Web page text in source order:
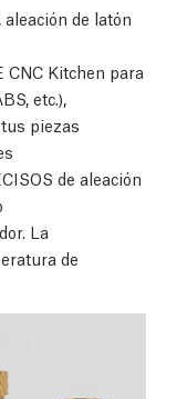
de latón
CNC Kitchen para
etc.),
piezas
de aleación
La
de